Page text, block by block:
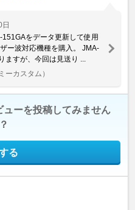
日
をデータ更新して使用
ー波対応機種を購入。 JMA-
すが、今回は見送り ...
ーカスタム）
ーを投稿してみません
る